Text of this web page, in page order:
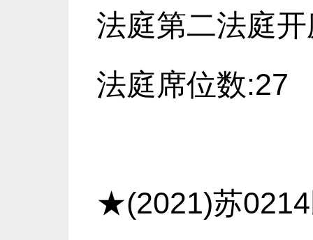
法庭第二法庭
法庭席位数:27
★(2021)苏